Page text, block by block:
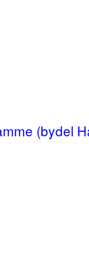
(bydel